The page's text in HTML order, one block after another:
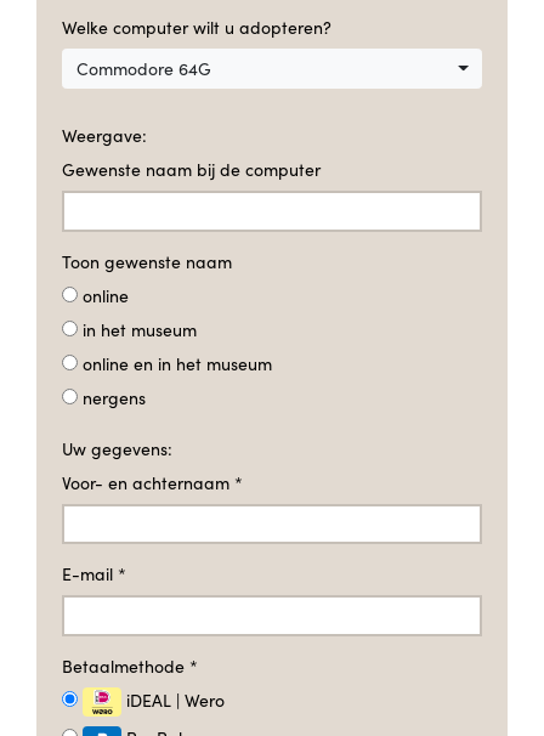
Welke computer wilt u adopteren?
Commodore 64G
Weergave:
Gewenste naam bij de computer
Toon gewenste naam
online
in het museum
online en in het museum
nergens
Uw gegevens:
Voor- en achternaam *
E-mail *
Betaalmethode *
iDEAL | Wero